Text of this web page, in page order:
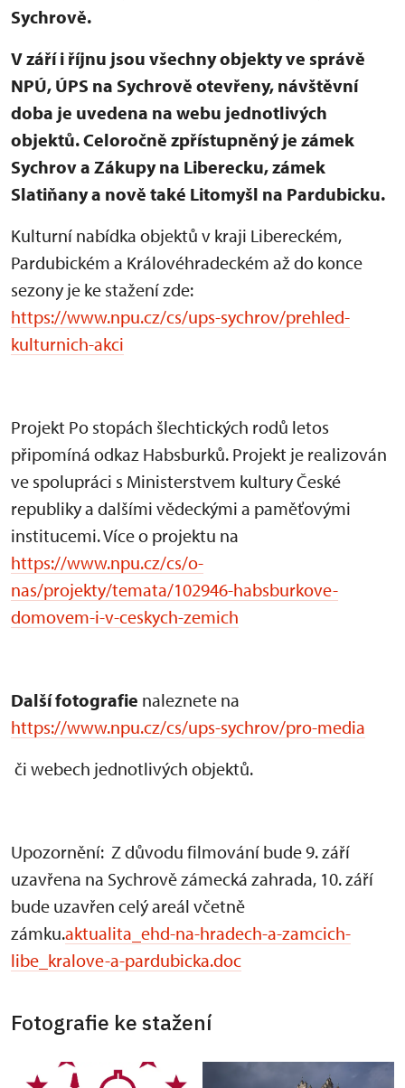
Sychrově.
V září i říjnu jsou všechny objekty ve správě
NPÚ, ÚPS na Sychrově otevřeny, návštěvní
doba je uvedena na webu jednotlivých
objektů. Celoročně zpřístupněný je zámek
Sychrov a Zákupy na Liberecku, zámek
Slatiňany a nově také Litomyšl na Pardubicku.
Kulturní nabídka objektů v kraji Libereckém,
Pardubickém a Královéhradeckém až do konce
sezony je ke stažení zde:
https://www.npu.cz/cs/ups-sychrov/prehled-
kulturnich-akci
Projekt Po stopách šlechtických rodů letos
připomíná odkaz Habsburků. Projekt je realizován
ve spolupráci s Ministerstvem kultury České
republiky a dalšími vědeckými a paměťovými
institucemi. Více o projektu na
https://www.npu.cz/cs/o-
nas/projekty/temata/102946-habsburkove-
domovem-i-v-ceskych-zemich
Další fotografie naleznete na
https://www.npu.cz/cs/ups-sychrov/pro-media
či webech jednotlivých objektů.
Upozornění: Z důvodu filmování bude 9. září
uzavřena na Sychrově zámecká zahrada, 10. září
bude uzavřen celý areál včetně
zámku.aktualita_ehd-na-hradech-a-zamcich-
libe_kralove-a-pardubicka.doc
Fotografie ke stažení